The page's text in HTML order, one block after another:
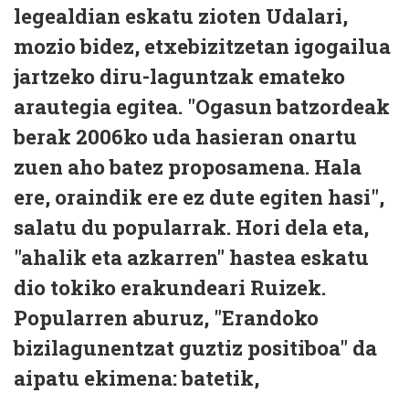
legealdian eskatu zioten Udalari,
mozio bidez, etxebizitzetan igogailua
jartzeko diru-laguntzak emateko
arautegia egitea. "Ogasun batzordeak
berak 2006ko uda hasieran onartu
zuen aho batez proposamena. Hala
ere, oraindik ere ez dute egiten hasi",
salatu du popularrak. Hori dela eta,
"ahalik eta azkarren" hastea eskatu
dio tokiko erakundeari Ruizek.
Popularren aburuz, "Erandoko
bizilagunentzat guztiz positiboa" da
aipatu ekimena: batetik,